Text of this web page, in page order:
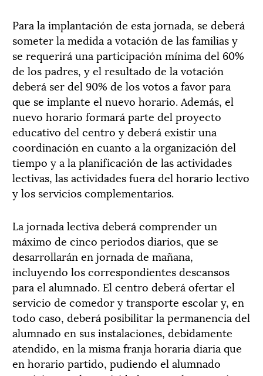
Para la implantación de esta jornada, se deberá
someter la medida a votación de las familias y
se requerirá una participación mínima del 60%
de los padres, y el resultado de la votación
deberá ser del 90% de los votos a favor para
que se implante el nuevo horario. Además, el
nuevo horario formará parte del proyecto
educativo del centro y deberá existir una
coordinación en cuanto a la organización del
tiempo y a la planificación de las actividades
lectivas, las actividades fuera del horario lectivo
y los servicios complementarios.
La jornada lectiva deberá comprender un
máximo de cinco periodos diarios, que se
desarrollarán en jornada de mañana,
incluyendo los correspondientes descansos
para el alumnado. El centro deberá ofertar el
servicio de comedor y transporte escolar y, en
todo caso, deberá posibilitar la permanencia del
alumnado en sus instalaciones, debidamente
atendido, en la misma franja horaria diaria que
en horario partido, pudiendo el alumnado